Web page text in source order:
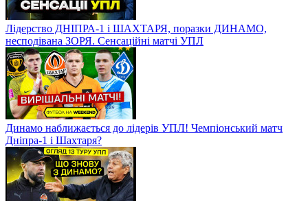
Лідерство ДНІПРА-1 і ШАХТАРЯ, поразки ДИНАМО,
несподівана ЗОРЯ. Сенсаційні матчі УПЛ
Динамо наближається до лідерів УПЛ! Чемпіонський матч
Дніпра-1 і Шахтаря?